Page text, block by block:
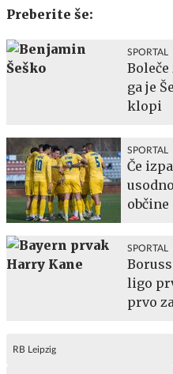
Preberite še:
SPORTAL
ga je
klopi
SPORTAL
Če
SPORTAL
ligo
prvo
RB Leipzig